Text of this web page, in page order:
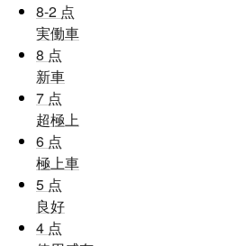
8-2 点
実働車
8 点
新車
7 点
超極上
6 点
極上車
5 点
良好
4 点